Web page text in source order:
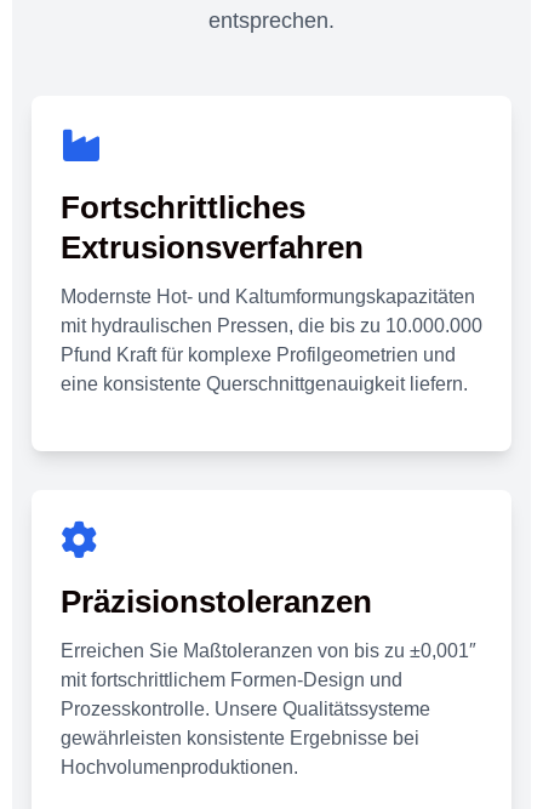
entsprechen.
Fortschrittliches
Extrusionsverfahren
Modernste Hot- und Kaltumformungskapazitäten
mit hydraulischen Pressen, die bis zu 10.000.000
Pfund Kraft für komplexe Profilgeometrien und
eine konsistente Querschnittgenauigkeit liefern.
Präzisionstoleranzen
Erreichen Sie Maßtoleranzen von bis zu ±0,001″
mit fortschrittlichem Formen-Design und
Prozesskontrolle. Unsere Qualitätssysteme
gewährleisten konsistente Ergebnisse bei
Hochvolumenproduktionen.